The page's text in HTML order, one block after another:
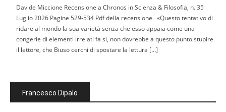
Davide Miccione Recensione a Chronos in Scienza & Filosofia, n. 35
Luglio 2026 Pagine 529-534 Pdf della recensione «Questo tentativo di
ridare al mondo la sua varietà senza che esso appaia come una
congerie di elementi irrelati fa sì, non dovrebbe a questo punto stupire
il lettore, che Biuso cerchi di spostare la lettura […]
Francesco Dipalo